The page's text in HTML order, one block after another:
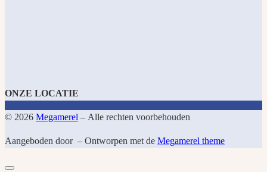
ONZE LOCATIE
© 2026 Megamerel – Alle rechten voorbehouden
Aangeboden door – Ontworpen met de Megamerel theme